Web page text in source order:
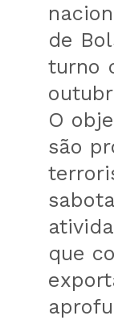
de
turno
O
são
que